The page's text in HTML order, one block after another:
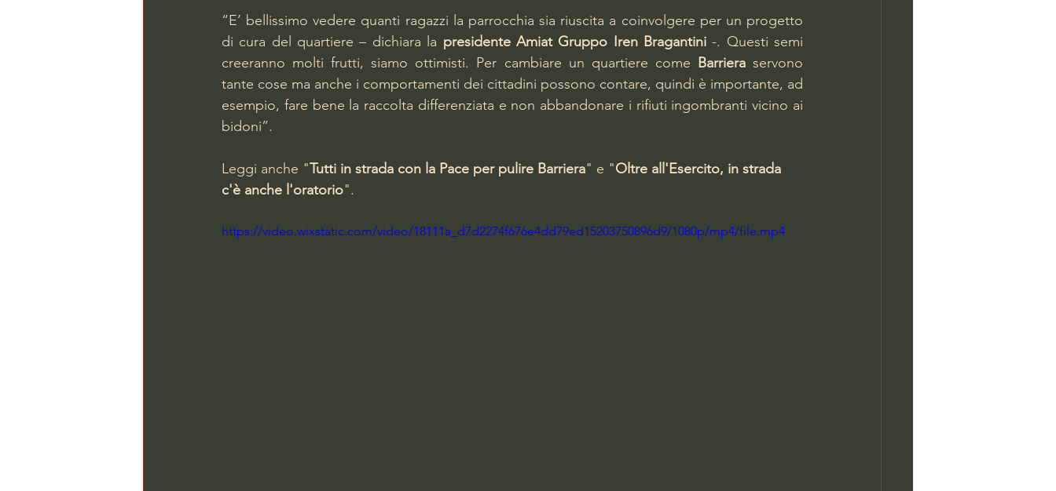
“E’ bellissimo vedere quanti ragazzi la parrocchia sia riuscita a coinvolgere per un progetto
di cura del quartiere – dichiara la presidente Amiat Gruppo Iren Bragantini -. Questi semi
creeranno molti frutti, siamo ottimisti. Per cambiare un quartiere come Barriera servono
tante cose ma anche i comportamenti dei cittadini possono contare, quindi è importante, ad
esempio, fare bene la raccolta differenziata e non abbandonare i rifiuti ingombranti vicino ai
bidoni”.
Leggi anche "Tutti in strada con la Pace per pulire Barriera" e "Oltre all'Esercito, in strada
c'è anche l'oratorio".
https://video.wixstatic.com/video/18111a_d7d2274f676e4dd79ed15203750896d9/1080p/mp4/file.mp4